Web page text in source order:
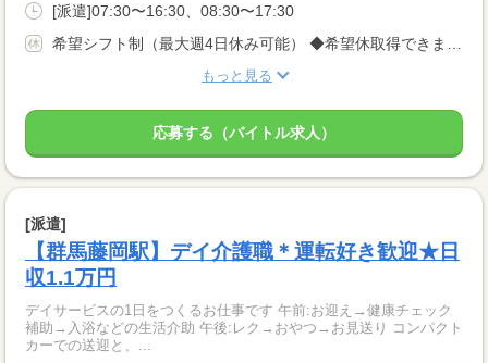
[派遣]07:30〜16:30、08:30〜17:30
もっと見る
応募する（バイトル求人）
[派遣]
【群馬藤岡駅】デイ介護職＊運転好き歓迎★日
収1.1万円
デイサービスの1日をつくるお仕事です 午前:お迎え→健康チェック
補助→入浴などの生活介助 午後:レク→おやつ→お見送り コンパクト
カーでの送迎と、...